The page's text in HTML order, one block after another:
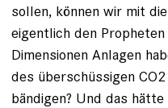
sollen, können wir mit
eigentlich den
Dimensionen Anlagen
des überschüssigen
bändigen? Und das